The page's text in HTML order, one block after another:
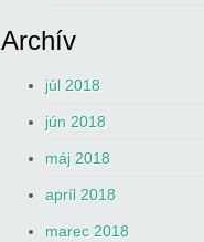
Archív
júl 2018
jún 2018
máj 2018
apríl 2018
marec 2018